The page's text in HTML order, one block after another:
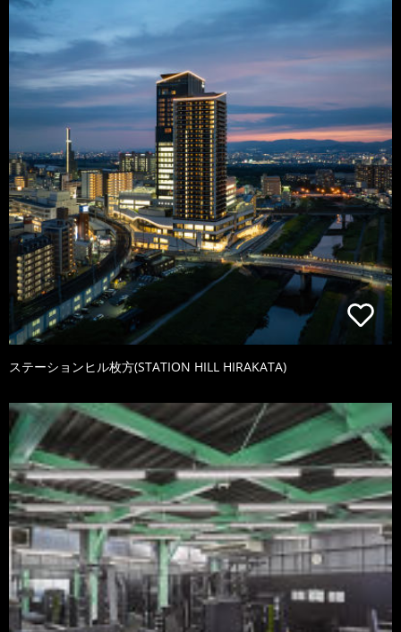
ステーションヒル枚方(STATION HILL HIRAKATA)